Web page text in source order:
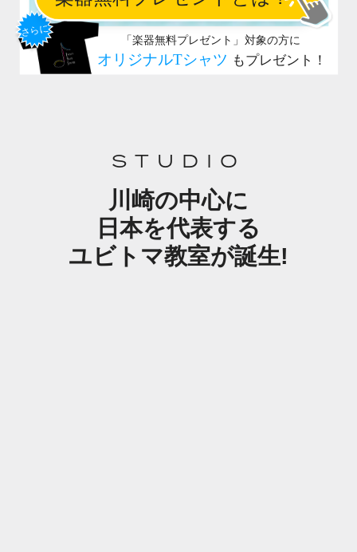
STUDIO
川崎の中心に
日本を代表する
ユビトマ教室が誕生!